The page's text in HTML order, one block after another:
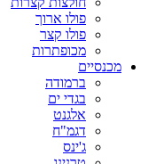
פולו ארוך
פולו קצר
מכופתרות
מכנסיים
ברמודה
בגדי ים
אלגנט
דגמ"ח
ג'ינס